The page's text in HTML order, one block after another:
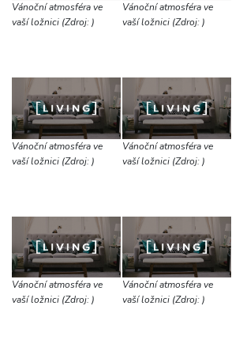
Vánoční atmosféra ve
vaší ložnici (Zdroj: )
Vánoční atmosféra ve
vaší ložnici (Zdroj: )
Vánoční atmosféra ve
vaší ložnici (Zdroj: )
Vánoční atmosféra ve
vaší ložnici (Zdroj: )
Vánoční atmosféra ve
vaší ložnici (Zdroj: )
Vánoční atmosféra ve
vaší ložnici (Zdroj: )